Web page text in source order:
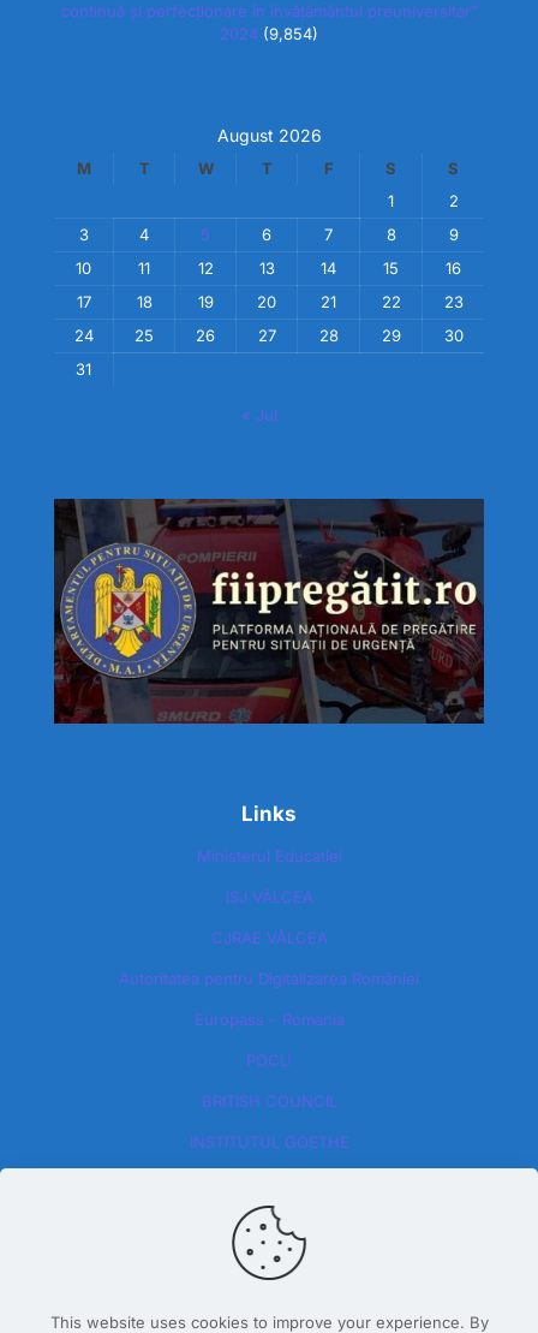
continuă și perfecționare în învățământul preuniversitar”
2024 (9,854)
August 2026
M T W T F S
S
1
2
3
4 5 6 7 8
9
10
11 12 13 14 15
16
17
18 19 20 21 22
23
24
25 26 27 28 29
30
31
« Jul
Links
Ministerul Educatiei
ISJ VÂLCEA
CJRAE VÂLCEA
Autoritatea pentru Digitalizarea României​
Europass – Romania
POCU
BRITISH COUNCIL
INSTITUTUL GOETHE
This website uses cookies to improve your experience. By